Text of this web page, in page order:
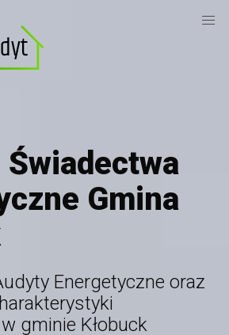
Gmina
Energetyczne oraz
w gminie Kłobuck